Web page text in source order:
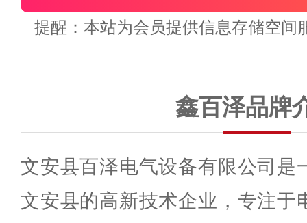
提醒：本站为会员提供信息存储空间
鑫百泽品牌
文安县百泽电气设备有限公司是
文安县的高新技术企业，专注于